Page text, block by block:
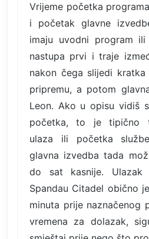
Vrijeme početka
i početak glavne
imaju uvodni program
nastupa prvi i traje
nakon čega slijedi
pripremu, a potom
Leon. Ako u opisu vidiš
početka, to je tipično
ulaza ili početka
glavna izvedba tada
do sat kasnije. Ulazak
Spandau Citadel obično
minuta prije naznačenog
vremena za dolazak,